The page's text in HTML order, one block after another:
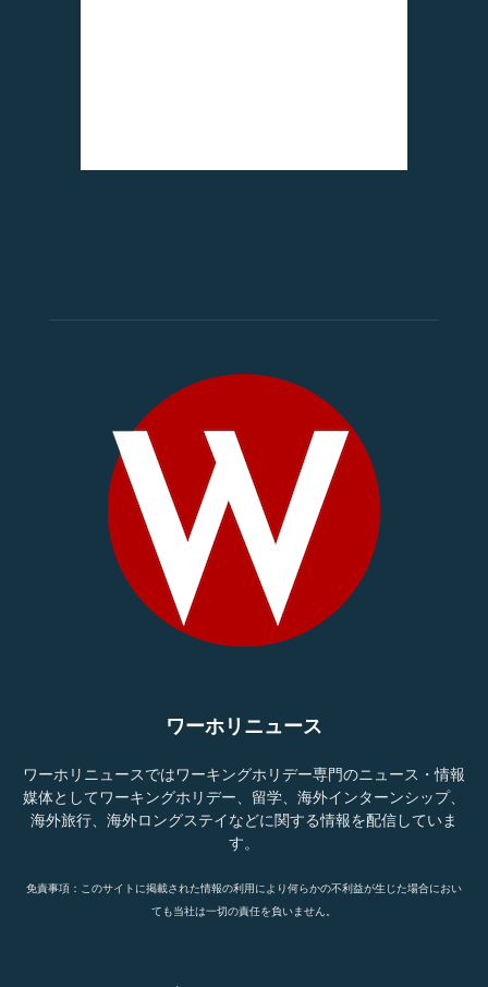
ワーホリニュース
ワーホリニュースではワーキングホリデー専門のニュース・情報
媒体としてワーキングホリデー、留学、海外インターンシップ、
海外旅行、海外ロングステイなどに関する情報を配信していま
す。
免責事項：このサイトに掲載された情報の利用により何らかの不利益が生じた場合におい
ても当社は一切の責任を負いません。